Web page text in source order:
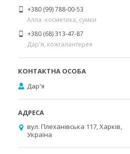
+380 (99) 788-00-53
Алла -косметика, сумки
+380 (68) 313-47-87
Дар'я, кожгалантерея
Дар'я
вул. Плеханівська 117, Харків,
Україна